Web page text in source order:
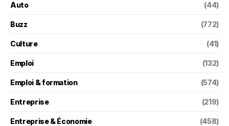
Auto (44)
Buzz (772)
Culture (41)
Emploi (132)
Emploi & formation (574)
Entreprise (219)
Entreprise & Économie (458)